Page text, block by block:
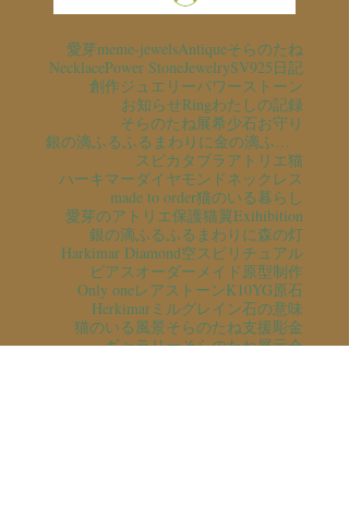
愛芽meme-jewelsAntiqueそらのたね
NecklacePower StoneJewelrySV925日記
創作ジュエリーパワーストーン
お知らせRingわたしの記録
そらのたね展希少石お守り
銀の滴ふるふるまわりに金の滴ふるふるまわりに
スピカタブラ アトリエ猫
ハーキマーダイヤモンドネックレス
made to order猫のいる暮らし
愛芽のアトリエ保護猫翼Exihibition
銀の滴ふるふるまわりに森の灯
Harkimar Diamond空スピリチュアル
ピアスオーダーメイド原型制作
Only oneレアストーンK10YG原石
Herkimarミルグレイン石の意味
猫のいる風景そらのたね支援彫金
ギャラリーそらのたね展示会